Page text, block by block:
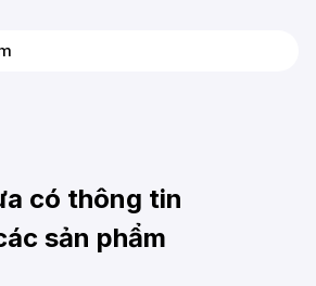
có thông tin
sản phẩm